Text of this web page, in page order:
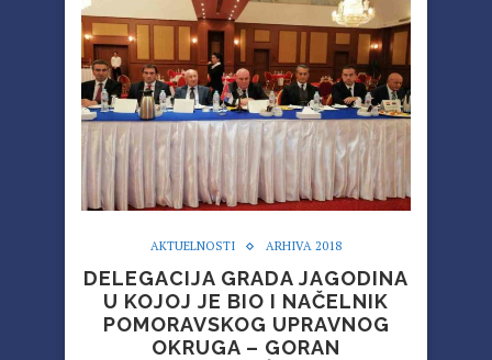
AKTUELNOSTI ARHIVA 2018
DELEGACIJA GRADA JAGODINA
U KOJOJ JE BIO I NAČELNIK
POMORAVSKOG UPRAVNOG
OKRUGA – GORAN